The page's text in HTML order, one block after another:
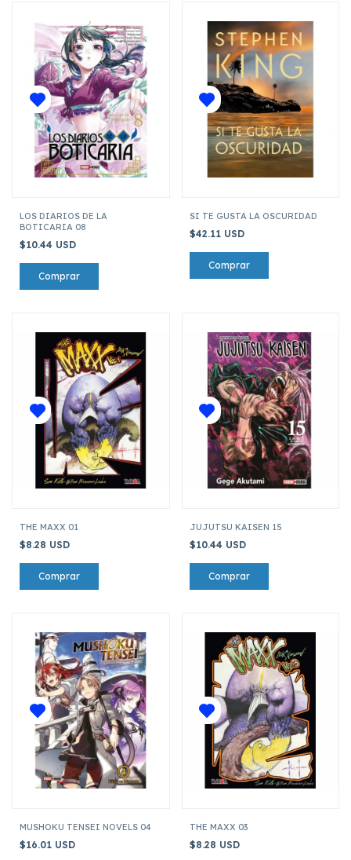
LOS DIARIOS DE LA
BOTICARIA 08
$10.44 USD
SI TE GUSTA LA OSCURIDAD
$42.11 USD
THE MAXX 01
$8.28 USD
JUJUTSU KAISEN 15
$10.44 USD
MUSHOKU TENSEI NOVELS 04
$16.01 USD
THE MAXX 03
$8.28 USD